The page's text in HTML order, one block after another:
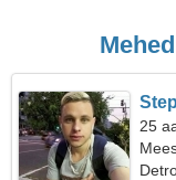
25